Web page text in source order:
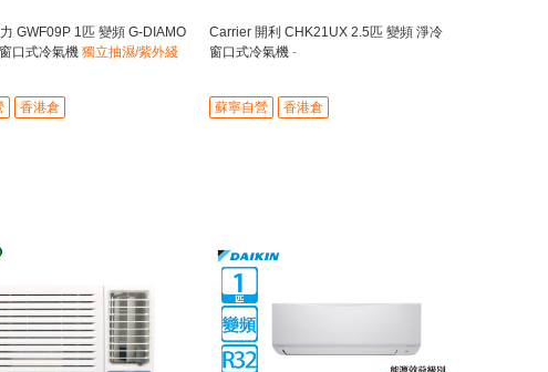
GWF09P 1匹 變頻 G-DIAMO
口式冷氣機 獨立抽濕/紫外綫
香港倉
Carrier 開利 CHK21UX 2.5匹 變頻 淨冷
窗口式冷氣機 -
蘇寧自營 香港倉